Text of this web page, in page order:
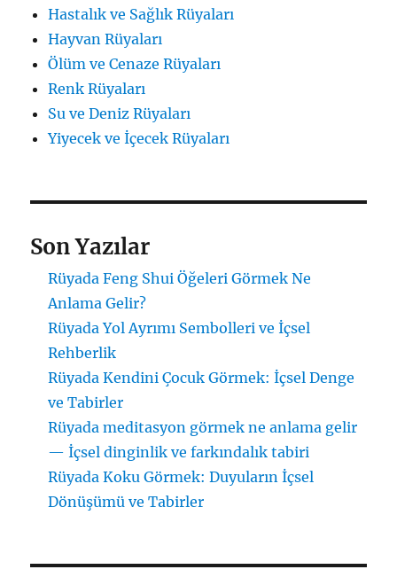
Hastalık ve Sağlık Rüyaları
Hayvan Rüyaları
Ölüm ve Cenaze Rüyaları
Renk Rüyaları
Su ve Deniz Rüyaları
Yiyecek ve İçecek Rüyaları
Son Yazılar
Rüyada Feng Shui Öğeleri Görmek Ne
Anlama Gelir?
Rüyada Yol Ayrımı Sembolleri ve İçsel
Rehberlik
Rüyada Kendini Çocuk Görmek: İçsel Denge
ve Tabirler
Rüyada meditasyon görmek ne anlama gelir
— İçsel dinginlik ve farkındalık tabiri
Rüyada Koku Görmek: Duyuların İçsel
Dönüşümü ve Tabirler